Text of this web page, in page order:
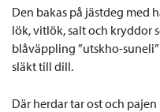
Den bakas på jästdeg med
lök, vitlök, salt och kryddor
blåväppling ”utskho-
släkt till dill.
Där herdar tar ost och